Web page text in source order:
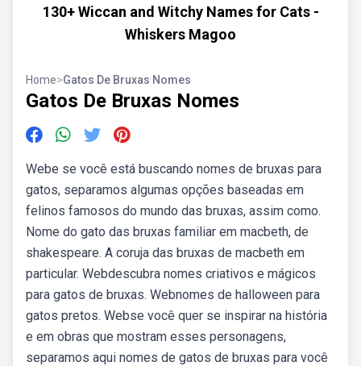
130+ Wiccan and Witchy Names for Cats -
Whiskers Magoo
Home>Gatos De Bruxas Nomes
Gatos De Bruxas Nomes
Webe se você está buscando nomes de bruxas para
gatos, separamos algumas opções baseadas em
felinos famosos do mundo das bruxas, assim como.
Nome do gato das bruxas familiar em macbeth, de
shakespeare. A coruja das bruxas de macbeth em
particular. Webdescubra nomes criativos e mágicos
para gatos de bruxas. Webnomes de halloween para
gatos pretos. Webse você quer se inspirar na história
e em obras que mostram esses personagens,
separamos aqui nomes de gatos de bruxas para você